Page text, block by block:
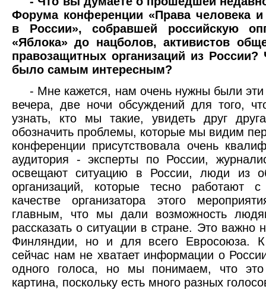
Форума конференции «Права человека и
в России», собравшей российскую
«Яблока» до нацболов, активистов
правозащитных организаций из
было самым интересным?
- Мне кажется, нам очень нужны были эти
вечера, две ночи обсуждений для того,
узнать, кто мы такие, увидеть друг
обозначить проблемы, которые мы видим
конференции присутствовала очень
аудитория - эксперты по России,
освещают ситуацию в России, люди из
организаций, которые тесно работают
качестве организатора этого
главным, что мы дали возможность
рассказать о ситуации в стране. Это важно
Финляндии, но и для всего Евросоюза.
сейчас нам не хватает информации о
одного голоса, но мы понимаем, что это
картина, поскольку есть много разных